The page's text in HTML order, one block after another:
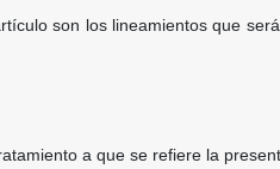
son los lineamientos que
a que se refiere la